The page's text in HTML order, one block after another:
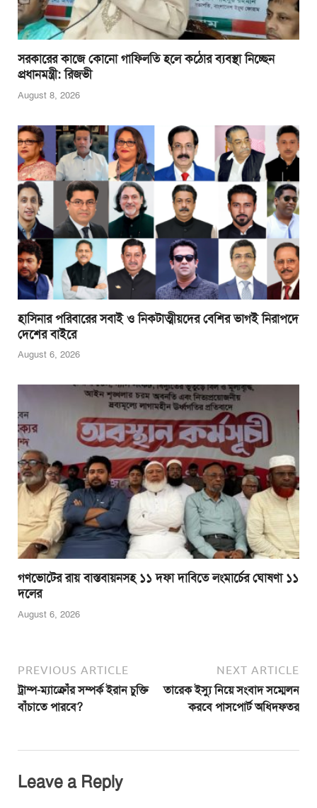
সরকারের কাজে কোনো গাফিলতি হলে কঠোর ব্যবস্থা নিচ্ছেন
প্রধানমন্ত্রী: রিজভী
August 8, 2026
হাসিনার পরিবারের সবাই ও নিকটাত্মীয়দের বেশির ভাগই নিরাপদে
দেশের বাইরে
August 6, 2026
গণভোটের রায় বাস্তবায়নসহ ১১ দফা দাবিতে লংমার্চের ঘোষণা ১১
দলের
August 6, 2026
PREVIOUS ARTICLE
ট্রাম্প-ম্যাক্রোঁর সম্পর্ক ইরান চুক্তি
বাঁচাতে পারবে?
NEXT ARTICLE
তারেক ইস্যু নিয়ে সংবাদ সম্মেলন
করবে পাসপোর্ট অধিদফতর
Leave a Reply